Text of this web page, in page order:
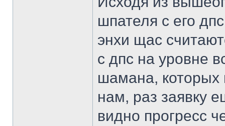
шпателя с его
энхи щас
с дпс на уровне
шамана, которых
нам, раз заявку
видно прогресс